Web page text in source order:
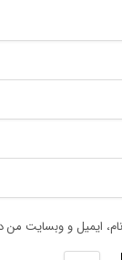
ایمیل و وبسایت من